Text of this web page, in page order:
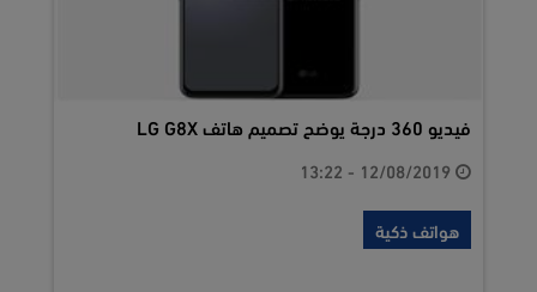
فيديو 360 درجة يوضح تصميم هاتف LG G8X
هواتف ذكية